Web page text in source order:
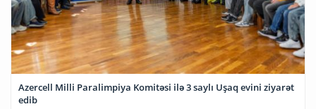
Azercell Milli Paralimpiya Komitəsi ilə 3 saylı Uşaq evini ziyarət
edib